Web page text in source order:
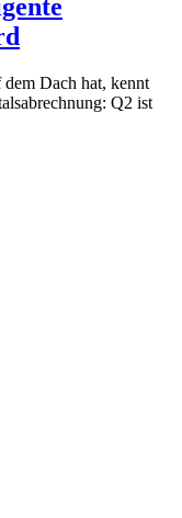
Dach hat, kennt
Q2 ist